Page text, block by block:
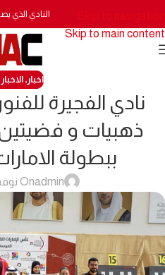
Skip to main content
النادي الذي
اخبار,
ذهبيات و فضيتين
ببطولة
adminOn نوفمبر 3, 2024